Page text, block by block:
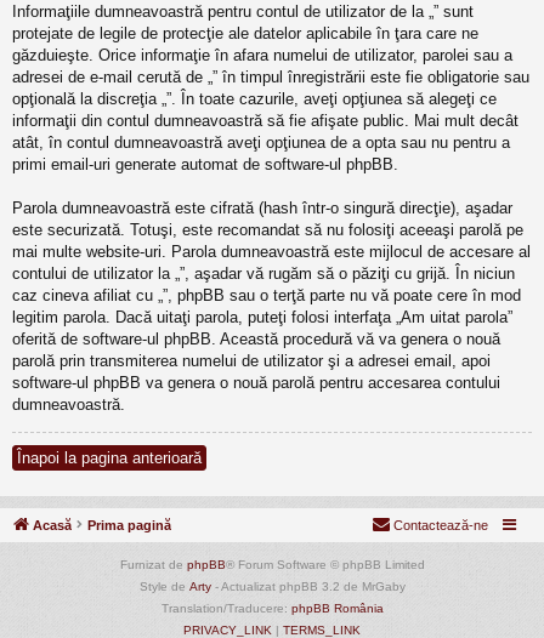
Informaţiile dumneavoastră pentru contul de utilizator de la „” sunt
protejate de legile de protecţie ale datelor aplicabile în ţara care ne
găzduieşte. Orice informaţie în afara numelui de utilizator, parolei sau a
adresei de e-mail cerută de „” în timpul înregistrării este fie obligatorie sau
opţională la discreţia „”. În toate cazurile, aveţi opţiunea să alegeţi ce
informaţii din contul dumneavoastră să fie afişate public. Mai mult decât
atât, în contul dumneavoastră aveţi opţiunea de a opta sau nu pentru a
primi email-uri generate automat de software-ul phpBB.
Parola dumneavoastră este cifrată (hash într-o singură direcţie), aşadar
este securizată. Totuşi, este recomandat să nu folosiţi aceeaşi parolă pe
mai multe website-uri. Parola dumneavoastră este mijlocul de accesare al
contului de utilizator la „”, aşadar vă rugăm să o păziţi cu grijă. În niciun
caz cineva afiliat cu „”, phpBB sau o terţă parte nu vă poate cere în mod
legitim parola. Dacă uitaţi parola, puteţi folosi interfaţa „Am uitat parola”
oferită de software-ul phpBB. Această procedură vă va genera o nouă
parolă prin transmiterea numelui de utilizator şi a adresei email, apoi
software-ul phpBB va genera o nouă parolă pentru accesarea contului
dumneavoastră.
Înapoi la pagina anterioară
Acasă Prima pagină Contactează-ne
Furnizat de phpBB® Forum Software © phpBB Limited
Style de Arty- Actualizat phpBB 3.2 de MrGaby
Translation/Traducere: phpBB România
PRIVACY_LINK | TERMS_LINK